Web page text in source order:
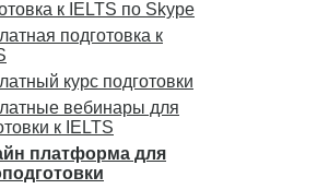
к IELTS по Skype
подготовка к
курс подготовки
вебинары для
к IELTS
платформа для